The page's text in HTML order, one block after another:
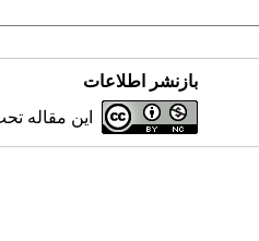
بازنشر اطلاعات
این مقاله